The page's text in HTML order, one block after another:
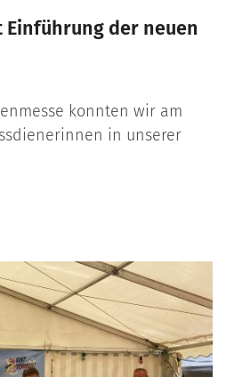
Einführung der neuen
konnten wir am
in unserer